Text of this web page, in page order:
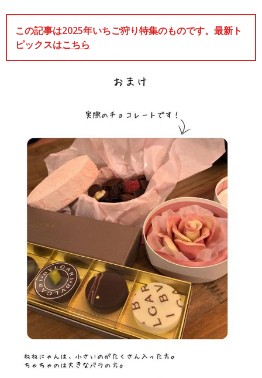
この記事は2025年いちご狩り特集のものです。最新ト
ピックスはこちら